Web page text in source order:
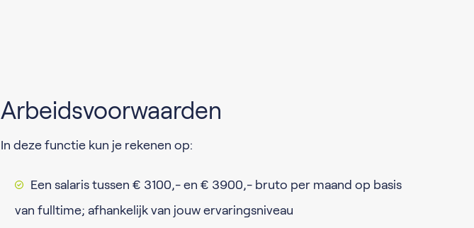
Arbeidsvoorwaarden
In deze functie kun je rekenen op:
Een salaris tussen € 3100,- en € 3900,- bruto per maand op basis
van fulltime; afhankelijk van jouw ervaringsniveau